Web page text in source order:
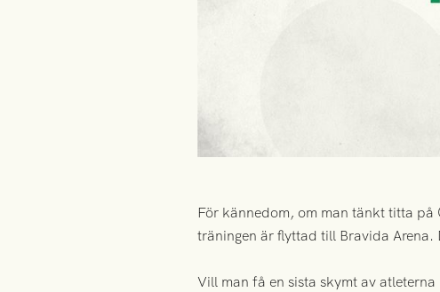
För kännedom, om man tänkt titta
träningen är flyttad till Bravida Arena.
Vill man få en sista skymt av